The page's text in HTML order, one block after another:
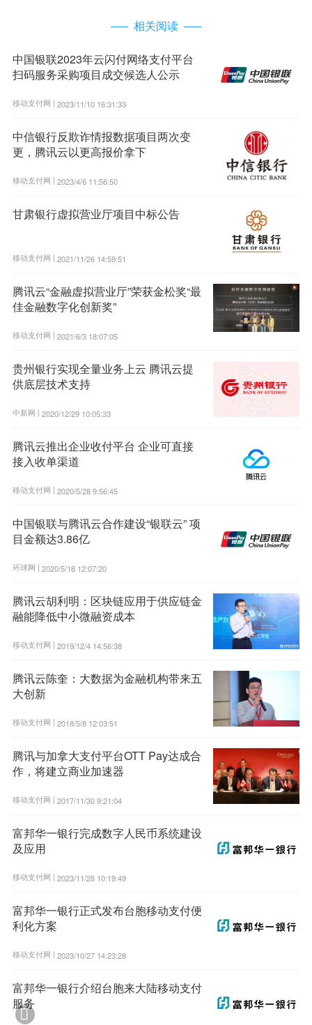
相关阅读
中国银联2023年云闪付网络支付平台
扫码服务采购项目成交候选人公示
移动支付网 | 2023/11/10 16:31:33
中信银行反欺诈情报数据项目两次变
更，腾讯云以更高报价拿下
移动支付网 | 2023/4/6 11:56:50
甘肃银行虚拟营业厅项目中标公告
移动支付网 | 2021/11/26 14:59:51
腾讯云“金融虚拟营业厅”荣获金松奖“最
佳金融数字化创新奖”
移动支付网 | 2021/6/3 18:07:05
贵州银行实现全量业务上云 腾讯云提
供底层技术支持
中新网 | 2020/12/29 10:05:33
腾讯云推出企业收付平台 企业可直接
接入收单渠道
移动支付网 | 2020/5/28 9:56:45
中国银联与腾讯云合作建设“银联云” 项
目金额达3.86亿
环球网 | 2020/5/18 12:07:20
腾讯云胡利明：区块链应用于供应链金
融能降低中小微融资成本
移动支付网 | 2019/12/4 14:56:38
腾讯云陈奎：大数据为金融机构带来五
大创新
移动支付网 | 2018/5/8 12:03:51
腾讯与加拿大支付平台OTT Pay达成合
作，将建立商业加速器
移动支付网 | 2017/11/30 9:21:04
富邦华一银行完成数字人民币系统建设
及应用
移动支付网 | 2023/11/28 10:19:49
富邦华一银行正式发布台胞移动支付便
利化方案
移动支付网 | 2023/10/27 14:23:28
富邦华一银行介绍台胞来大陆移动支付
服务
